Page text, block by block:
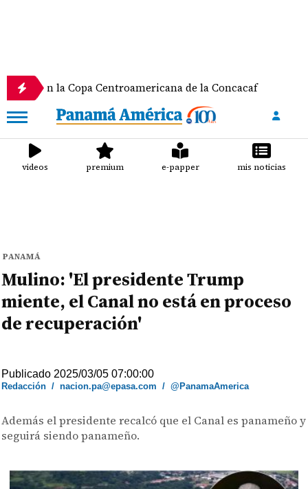
la Copa Centroamericana de la Concacaf
videos premium e-papper mis noticias
PANAMÁ
Mulino: 'El presidente Trump
miente, el Canal no está en proceso
de recuperación'
Publicado 2025/03/05 07:00:00
Redacción /nacion.pa@epasa.com /@PanamaAmerica
Además el presidente recalcó que el Canal es panameño y
seguirá siendo panameño.